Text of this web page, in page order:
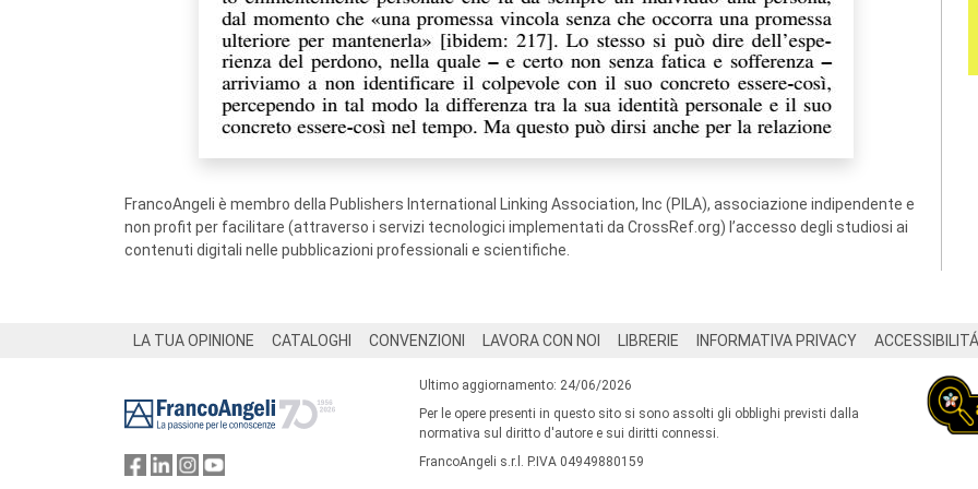
FrancoAngeli è membro della Publishers International Linking Association, Inc (PILA), associazione indipendente e
non profit per facilitare (attraverso i servizi tecnologici implementati da CrossRef.org) l’accesso degli studiosi ai
contenuti digitali nelle pubblicazioni professionali e scientifiche.
LA TUA OPINIONE CATALOGHI CONVENZIONI LAVORA CON NOI LIBRERIE INFORMATIVA PRIVACY ACCESSIBILITÁ
Ultimo aggiornamento: 24/06/2026
Per le opere presenti in questo sito si sono assolti gli obblighi previsti dalla
normativa sul diritto d'autore e sui diritti connessi.
FrancoAngeli s.r.l. P.IVA 04949880159